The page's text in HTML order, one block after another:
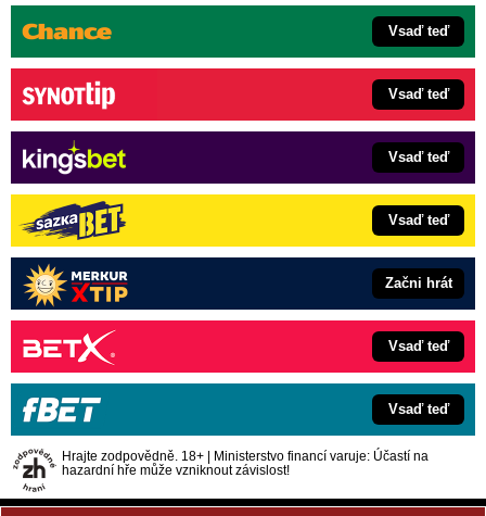
Vsaď teď
Vsaď teď
Vsaď teď
Vsaď teď
Začni hrát
Vsaď teď
Vsaď teď
Hrajte zodpovědně. 18+ | Ministerstvo financí varuje: Účastí na
hazardní hře může vzniknout závislost!